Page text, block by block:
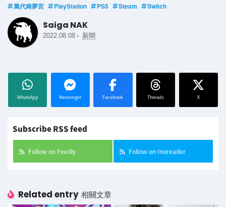
萬代南夢宮 PlayStation PS5 Steam Switch
Saiga NAK
2022.08.08 - 新聞
WhatsApp Messenger Facebook Threads X
Subscribe RSS feed
Follow on Feedly Follow on Inoreader
Related entry 相關文章